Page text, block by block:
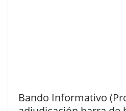
Bando Informativo